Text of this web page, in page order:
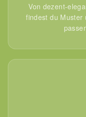
Von dezent-
findest du Muster